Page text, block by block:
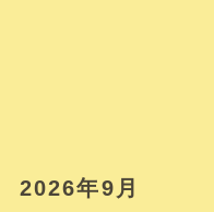
2026年9月